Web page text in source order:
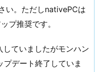
い。ただしnativePCは
プ推奨です。
していましたがモンハン
デート終了していま